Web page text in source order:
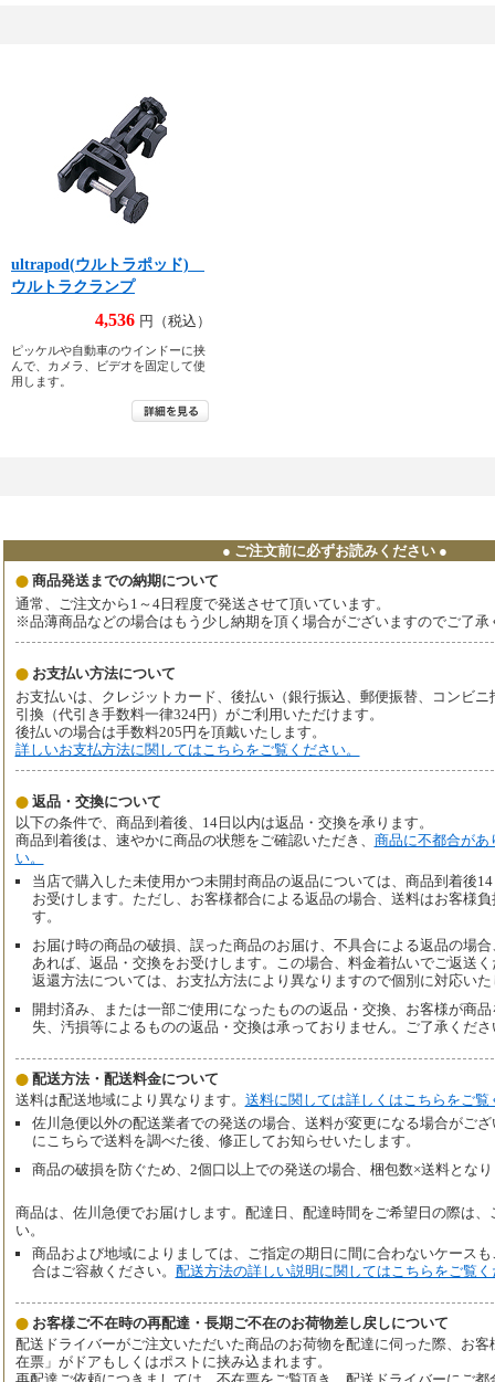
ultrapod(ウルトラポッド)
ウルトラクランプ
4,536 円（税込）
ピッケルや自動車のウインドーに挟
んで、カメラ、ビデオを固定して使
用します。
● ご注文前に必ずお読みください ●
商品発送までの納期について
通常、ご注文から1～4日程度で発送させて頂いています。
※品薄商品などの場合はもう少し納期を頂く場合がございますのでご了承
お支払い方法について
お支払いは、クレジットカード、後払い（銀行振込、郵便振替、コンビニ
引換（代引き手数料一律324円）がご利用いただけます。
後払いの場合は手数料205円を頂戴いたします。
詳しいお支払方法に関してはこちらをご覧ください。
返品・交換について
以下の条件で、商品到着後、14日以内は返品・交換を承ります。
商品到着後は、速やかに商品の状態をご確認いただき、 商品に不都合があ
い。
当店で購入した未使用かつ未開封商品の返品については、商品到着後
お受けします。ただし、お客様都合による返品の場合、送料はお客様
す。
お届け時の商品の破損、誤った商品のお届け、不具合による返品の場
あれば、返品・交換をお受けします。この場合、料金着払いでご返送
返還方法については、お支払方法により異なりますので個別に対応いた
開封済み、または一部ご使用になったものの返品・交換、お客様が商
失、汚損等によるものの返品・交換は承っておりません。ご了承くださ
配送方法・配送料金について
送料は配送地域により異なります。 送料に関しては詳しくはこちらをご覧
佐川急便以外の配送業者での発送の場合、送料が変更になる場合がご
にこちらで送料を調べた後、修正してお知らせいたします。
商品の破損を防ぐため、2個口以上での発送の場合、梱包数×送料とな
商品は、佐川急便でお届けします。配達日、配達時間をご希望日の際は
い。
商品および地域によりましては、ご指定の期日に間に合わないケース
合はご容赦ください。 配送方法の詳しい説明に関してはこちらをご覧く
お客様ご不在時の再配達・長期ご不在のお荷物差し戻しについて
配送ドライバーがご注文いただいた商品のお荷物を配達に伺った際、お
在票」がドアもしくはポストに挟み込まれます。